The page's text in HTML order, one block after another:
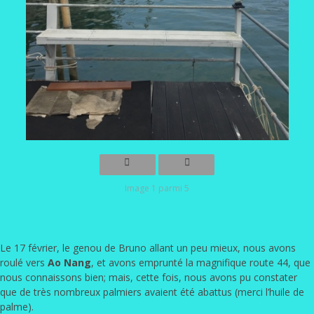
Image 1 parmi 5
Le 17 février, le genou de Bruno allant un peu mieux, nous avons
roulé vers Ao Nang, et avons emprunté la magnifique route 44, que
nous connaissons bien; mais, cette fois, nous avons pu constater
que de très nombreux palmiers avaient été abattus (merci l’huile de
palme).